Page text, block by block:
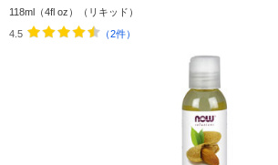
118ml（4fl oz）（リキッド）
4.5
（2件）